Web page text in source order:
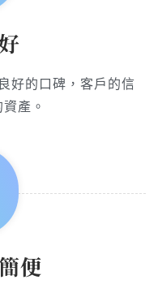
好的口碑，客戶的信
產。
便